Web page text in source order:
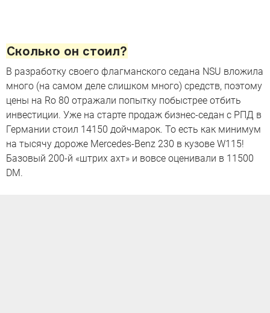
Сколько он стоил?
В разработку своего флагманского седана NSU вложила
много (на самом деле слишком много) средств, поэтому
цены на Ro 80 отражали попытку побыстрее отбить
инвестиции. Уже на старте продаж бизнес-седан с РПД в
Германии стоил 14150 дойчмарок. То есть как минимум
на тысячу дороже Mercedes-Benz 230 в кузове W115!
Базовый 200-й «штрих ахт» и вовсе оценивали в 11500
DM.